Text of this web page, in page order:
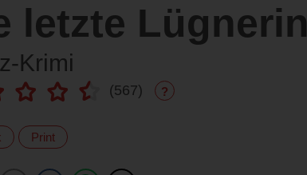
letzte Lügnerin
Krimi
(567) ?
Print